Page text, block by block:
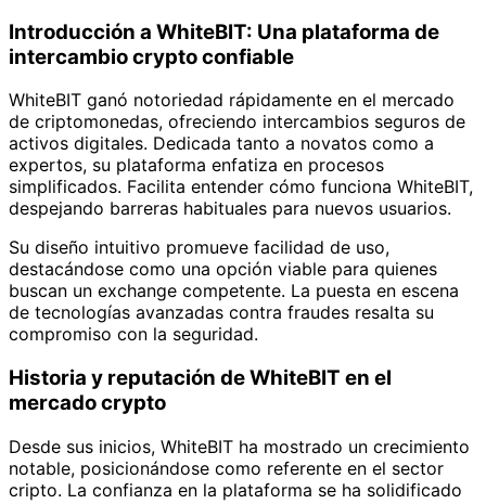
Introducción a WhiteBIT: Una plataforma de
intercambio crypto confiable
WhiteBIT ganó notoriedad rápidamente en el mercado
de criptomonedas, ofreciendo intercambios seguros de
activos digitales. Dedicada tanto a novatos como a
expertos, su plataforma enfatiza en procesos
simplificados. Facilita entender cómo funciona WhiteBIT,
despejando barreras habituales para nuevos usuarios.
Su diseño intuitivo promueve facilidad de uso,
destacándose como una opción viable para quienes
buscan un exchange competente. La puesta en escena
de tecnologías avanzadas contra fraudes resalta su
compromiso con la seguridad.
Historia y reputación de WhiteBIT en el
mercado crypto
Desde sus inicios, WhiteBIT ha mostrado un crecimiento
notable, posicionándose como referente en el sector
cripto. La confianza en la plataforma se ha solidificado